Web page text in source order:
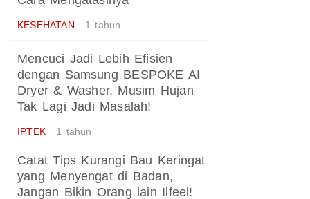
KESEHATAN 1 tahun
Mencuci Jadi Lebih Efisien
dengan Samsung BESPOKE AI
Dryer & Washer, Musim Hujan
Tak Lagi Jadi Masalah!
IPTEK 1 tahun
Catat Tips Kurangi Bau Keringat
yang Menyengat di Badan,
Jangan Bikin Orang lain Ilfeel!